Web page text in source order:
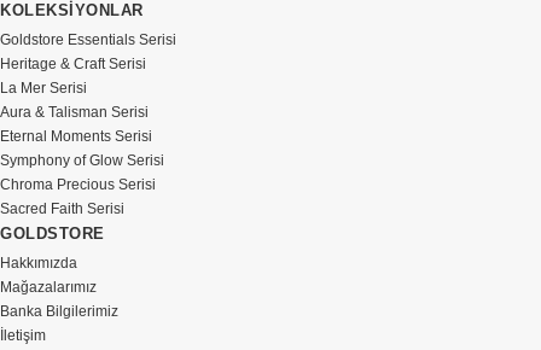
KOLEKSİYONLAR
Goldstore Essentials Serisi
Heritage & Craft Serisi
La Mer Serisi
Aura & Talisman Serisi
Eternal Moments Serisi
Symphony of Glow Serisi
Chroma Precious Serisi
Sacred Faith Serisi
GOLDSTORE
Hakkımızda
Mağazalarımız
Banka Bilgilerimiz
İletişim